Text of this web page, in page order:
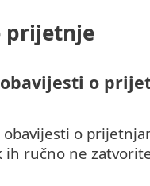
prijetnje
o
o
ih ručno ne